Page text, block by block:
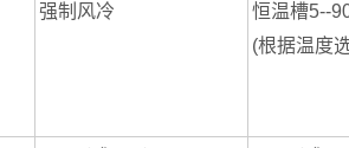
强制风冷
恒温槽5--
(根据温度